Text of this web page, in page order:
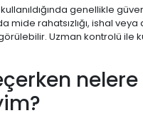
genellikle
mide rahatsızlığı, ishal
Uzman kontrolü ile